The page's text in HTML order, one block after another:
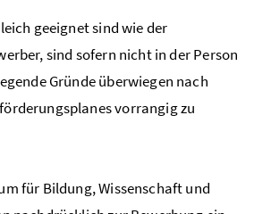
geeignet sind wie der
sind sofern nicht in der Person
Gründe überwiegen nach
vorrangig zu
für Bildung, Wissenschaft und